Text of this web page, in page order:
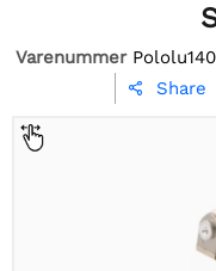
Varenummer
 Share